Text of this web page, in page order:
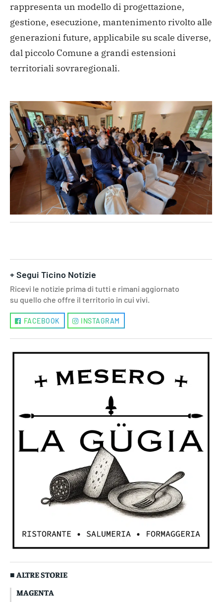
rappresenta un modello di progettazione,
gestione, esecuzione, mantenimento rivolto alle
generazioni future, applicabile su scale diverse,
dal piccolo Comune a grandi estensioni
territoriali sovraregionali.
+ Segui Ticino Notizie
Ricevi le notizie prima di tutti e rimani aggiornato
su quello che offre il territorio in cui vivi.
FACEBOOK INSTAGRAM
■ ALTRE STORIE
MAGENTA